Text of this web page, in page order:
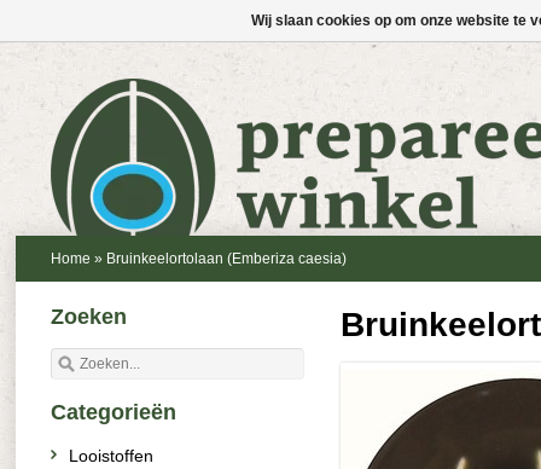
Home » Bruinkeelortolaan (Emberiza caesia)
Zoeken
Categorieën
Looistoffen
Wij slaan cookies op om onze website te